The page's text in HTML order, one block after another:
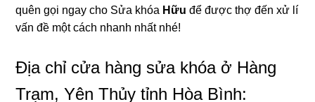
quên gọi ngay cho Sửa khóa Hữuđể được thợ đến xử lí
vấn đề một cách nhanh nhất nhé!
Địa chỉ cửa hàng sửa khóa ở Hàng
Trạm, Yên Thủy tỉnh Hòa Bình: